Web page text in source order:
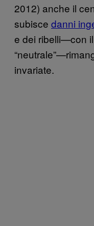
2012) anche il
subisce danni
e dei ribelli—con
invariate.